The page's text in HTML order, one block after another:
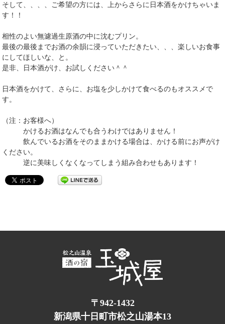
そして、、、、ご希望の方には、上からさらに日本酒をかけちゃいま
す！！
相性のよい無濾過生原酒の中に沈むプリン。
最後の最後までお酒の余韻に浸っていただきたい、、、楽しいお食事
にしてほしいな、と。
是非、日本酒がけ、お試しください＾＾
日本酒をかけて、さらに、お塩を少しかけて食べるのもオススメで
す。
（注：お客様へ）
かけるお酒はなんでも合うわけではありません！
飲んでいるお酒をそのままかける場合は、かける前にお声がけ
ください。
逆に美味しくなくなってしまう組み合わせもあります！
〒942-1432
新潟県十日町市松之山湯本13